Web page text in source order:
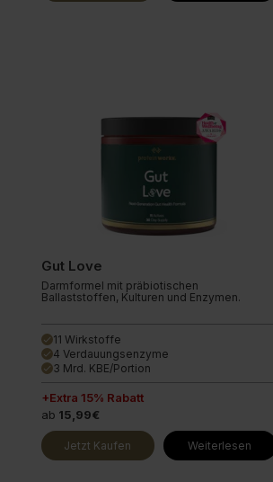
Gut Love
Darmformel mit präbiotischen
Ballaststoffen, Kulturen und Enzymen.
done 11 Wirkstoffe
done 4 Verdauungsenzyme
done 3 Mrd. KBE/Portion
+Extra 15% Rabatt
ab 15,99€
Jetzt Kaufen Weiterlesen